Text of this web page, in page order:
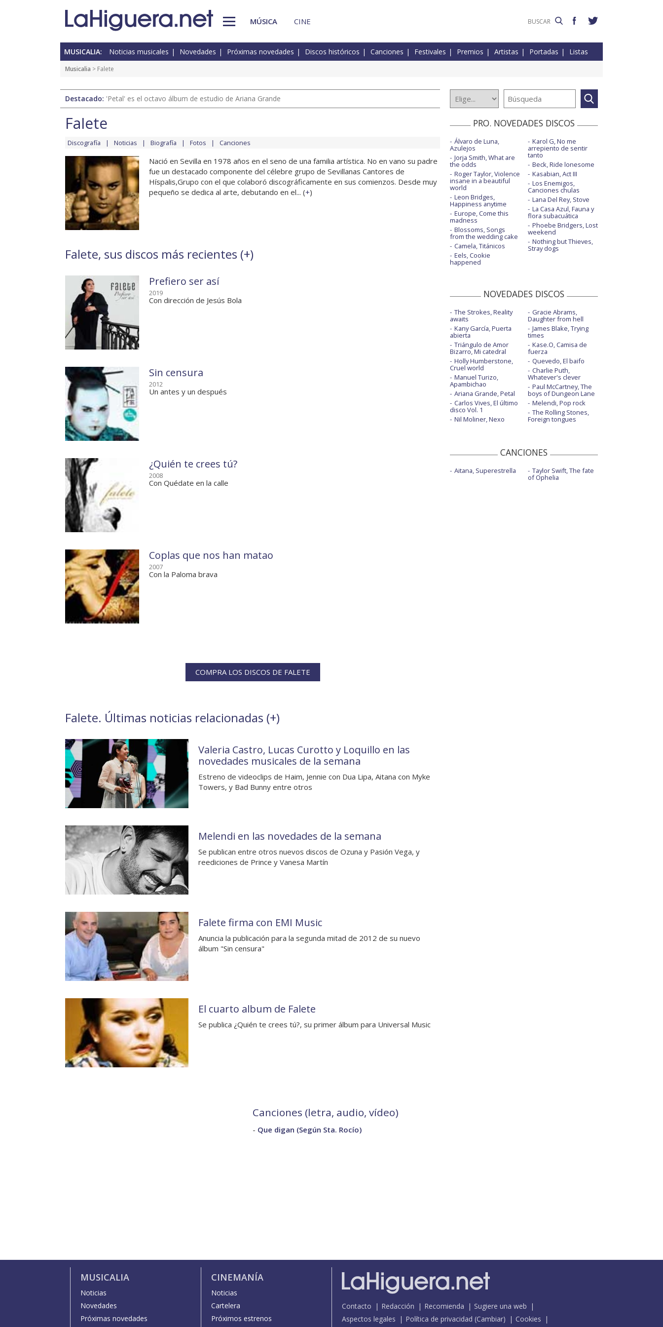
MÚSICA CINE
MUSICALIA: Noticias musicales Novedades Próximas novedades Discos históricos Canciones Festivales Premios Artistas Portadas Listas
Musicalia > Falete
Destacado: 'Petal' es el octavo álbum de estudio de Ariana Grande
Falete
Discografía Noticias Biografía Fotos Canciones
Nació en Sevilla en 1978 años en el seno de una familia artística. No en vano su padre
fue un destacado componente del célebre grupo de Sevillanas Cantores de
Híspalis,Grupo con el que colaboró discográficamente en sus comienzos. Desde muy
pequeño se dedica al arte, debutando en el... (+)
Falete, sus discos más recientes (+)
Prefiero ser así
2019
Con dirección de Jesús Bola
Sin censura
2012
Un antes y un después
¿Quién te crees tú?
2008
Con Quédate en la calle
Coplas que nos han matao
2007
Con la Paloma brava
COMPRA LOS DISCOS DE FALETE
Falete. Últimas noticias relacionadas (+)
Valeria Castro, Lucas Curotto y Loquillo en las
novedades musicales de la semana
Estreno de videoclips de Haim, Jennie con Dua Lipa, Aitana con Myke
Towers, y Bad Bunny entre otros
Melendi en las novedades de la semana
Se publican entre otros nuevos discos de Ozuna y Pasión Vega, y
reediciones de Prince y Vanesa Martín
Falete firma con EMI Music
Anuncia la publicación para la segunda mitad de 2012 de su nuevo
álbum "Sin censura"
El cuarto album de Falete
Se publica ¿Quién te crees tú?, su primer álbum para Universal Music
Canciones (letra, audio, vídeo)
- Que digan (Según Sta. Rocío)
PRO. NOVEDADES DISCOS
Álvaro de Luna,
Azulejos
Jorja Smith, What are
the odds
Roger Taylor, Violence
insane in a beautiful
world
Leon Bridges,
Happiness anytime
Europe, Come this
madness
Blossoms, Songs
from the wedding cake
Camela, Titánicos
Eels, Cookie
happened
Karol G, No me
arrepiento de sentir
tanto
Beck, Ride lonesome
Kasabian, Act III
Los Enemigos,
Canciones chulas
Lana Del Rey, Stove
La Casa Azul, Fauna y
flora subacuática
Phoebe Bridgers, Lost
weekend
Nothing but Thieves,
Stray dogs
NOVEDADES DISCOS
The Strokes, Reality
awaits
Kany García, Puerta
abierta
Triángulo de Amor
Bizarro, Mi catedral
Holly Humberstone,
Cruel world
Manuel Turizo,
Apambichao
Ariana Grande, Petal
Carlos Vives, El último
disco Vol. 1
Nil Moliner, Nexo
Gracie Abrams,
Daughter from hell
James Blake, Trying
times
Kase.O, Camisa de
fuerza
Quevedo, El baifo
Charlie Puth,
Whatever's clever
Paul McCartney, The
boys of Dungeon Lane
Melendi, Pop rock
The Rolling Stones,
Foreign tongues
CANCIONES
Aitana, Superestrella Taylor Swift, The fate
of Ophelia
MUSICALIA
Noticias
Novedades
Próximas novedades
CINEMANÍA
Noticias
Cartelera
Próximos estrenos
Contacto Redacción Recomienda
Sugiere una web
Aspectos legales
Política de privacidad (Cambiar)
Cookies